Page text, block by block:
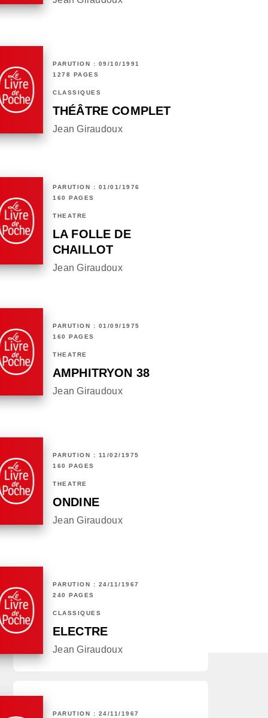
PARUTION : 09/10/1991
1278 PAGES
CLASSIQUES
THÉÂTRE COMPLET
Jean Giraudoux
PARUTION : 01/01/1976
160 PAGES
THÉÂTRE
LA FOLLE DE
CHAILLOT
Jean Giraudoux
PARUTION : 01/09/1975
160 PAGES
THÉÂTRE
AMPHITRYON 38
Jean Giraudoux
PARUTION : 11/02/1975
160 PAGES
THÉÂTRE
ONDINE
Jean Giraudoux
PARUTION : 24/11/1967
240 PAGES
CLASSIQUES
ELECTRE
Jean Giraudoux
PARUTION : 24/11/1967